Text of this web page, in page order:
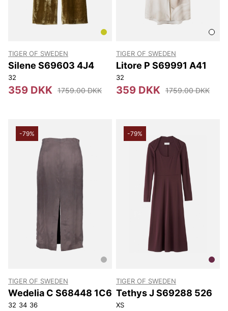
TIGER OF SWEDEN
Silene S69603 4J4
32
359 DKK 1759.00 DKK
TIGER OF SWEDEN
Litore P S69991 A41
32
359 DKK 1759.00 DKK
-79%
TIGER OF SWEDEN
Wedelia C S68448 1C6
32 34 36
-79%
TIGER OF SWEDEN
Tethys J S69288 526
XS